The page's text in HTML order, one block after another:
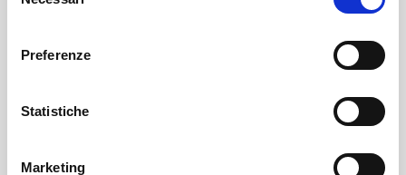
Preferenze
Statistiche
Marketing
Altri articoli che potrebbero
piacerti